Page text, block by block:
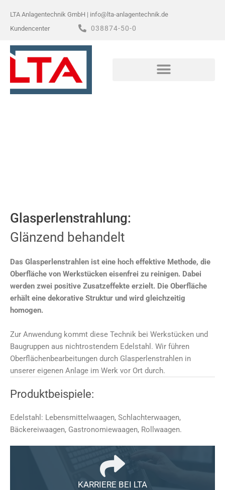
Inhalt
springen
LTA Anlagentechnik GmbH | info@lta-anlagentechnik.de
Kundencenter
038874-50-0
KARRIERE BEI LTA
Glasperlenstrahlung:
Glänzend behandelt
Das Glasperlenstrahlen ist eine hoch effektive Methode, die
Oberfläche von Werkstücken eisenfrei zu reinigen. Dabei
werden zwei positive Zusatzeffekte erzielt. Die Oberfläche
erhält eine dekorative Struktur und wird gleichzeitig
homogen.
Zur Anwendung kommt diese Technik bei Werkstücken und
Baugruppen aus nichtrostendem Edelstahl. Wir führen
Oberflächenbearbeitungen durch Glasperlenstrahlen in
unserer eigenen Anlage im Werk vor Ort durch.
Produktbeispiele:
Edelstahl: Lebensmittelwaagen, Schlachterwaagen,
Bäckereiwaagen, Gastronomiewaagen, Rollwaagen.